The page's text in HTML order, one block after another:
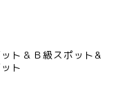
ト＆Ｂ級スポット&
ト